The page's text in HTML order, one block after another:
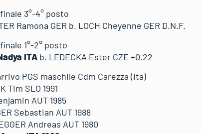
3°-4° posto
Ramona GER b. LOCH Cheyenne GER D.N.F.
1°-2° posto
ITA b. LEDECKA Ester CZE +0.22
PGS maschile Cdm Carezza (Ita)
Tim SLO 1991
AUT 1985
Sebastian AUT 1988
Andreas AUT 1980